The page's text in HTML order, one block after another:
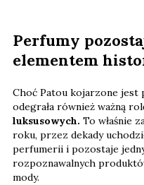
Perfumy
elementem
Choć Patou kojarzone jest
odegrała również ważną
luksusowych. To właśnie
roku, przez dekady
perfumerii i pozostaje
rozpoznawalnych
mody.